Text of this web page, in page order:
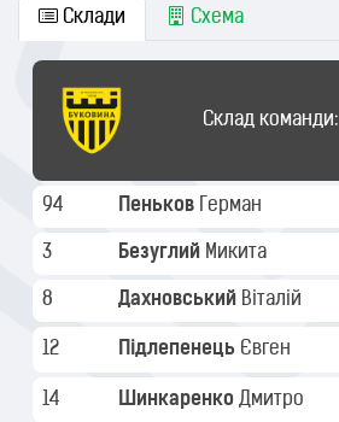
Склади Схема
Склад команди:
94 Пеньков Герман
3 Безуглий Микита
8 Дахновський Віталій
12 Підлепенець Євген
14 Шинкаренко Дмитро